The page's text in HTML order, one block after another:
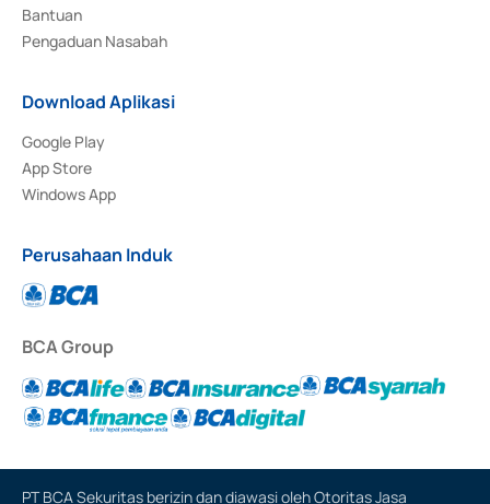
Bantuan
Pengaduan Nasabah
Download Aplikasi
Google Play
App Store
Windows App
Perusahaan Induk
BCA Group
PT BCA Sekuritas berizin dan diawasi oleh Otoritas Jasa